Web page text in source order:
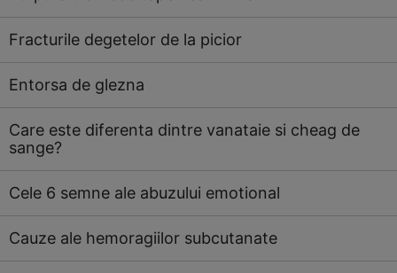
Fracturile degetelor de la picior
Entorsa de glezna
Care este diferenta dintre vanataie si cheag de
sange?
Cele 6 semne ale abuzului emotional
Cauze ale hemoragiilor subcutanate